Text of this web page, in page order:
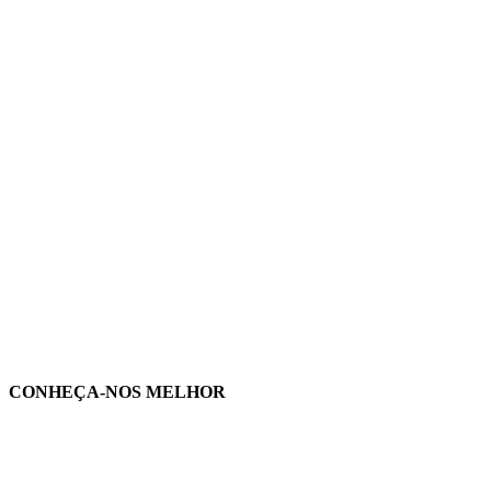
CONHEÇA-NOS MELHOR